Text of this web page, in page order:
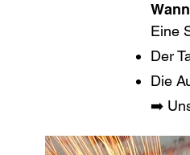
Eine
Der
Die
➡️